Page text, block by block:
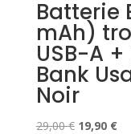
Batterie
mAh)
USB-A
Bank
Noir
29,00€ Le
19,90 €Le